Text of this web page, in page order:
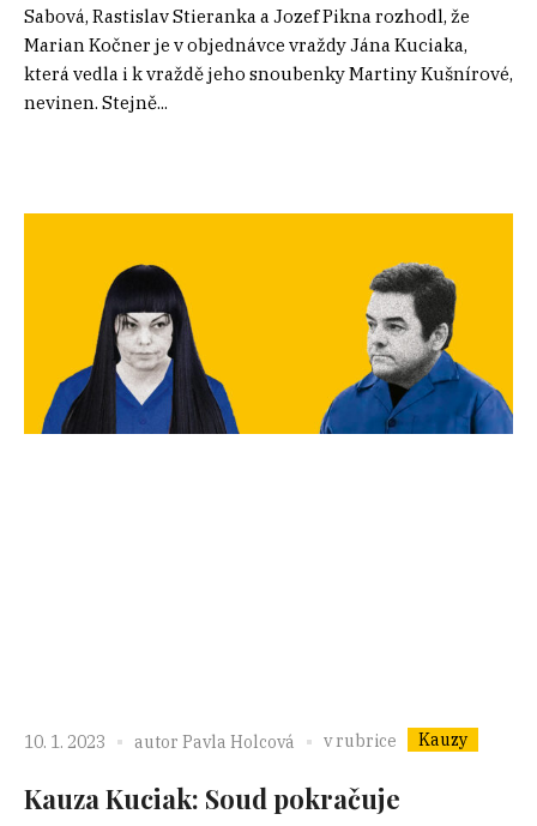
Sabová, Rastislav Stieranka a Jozef Pikna rozhodl, že
Marian Kočner je v objednávce vraždy Jána Kuciaka,
která vedla i k vraždě jeho snoubenky Martiny Kušnírové,
nevinen. Stejně...
10. 1. 2023 autor Pavla Holcová v rubrice Kauzy
Kauza Kuciak: Soud pokračuje